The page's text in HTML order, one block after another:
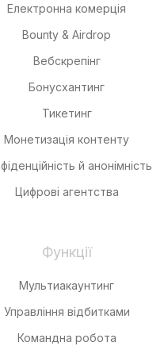
Електронна комерція
Bounty & Airdrop
Вебскрепінг
Бонусхантинг
Тикетинг
Монетизація контенту
й анонімність
Цифрові агентства
Функції
Мультиакаунтинг
Управління відбитками
Командна робота